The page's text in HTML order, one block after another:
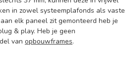
in zowel systeemplafonds als vaste
elk paneel zit gemonteerd heb je
& play. Heb je geen
van opbouwframes.